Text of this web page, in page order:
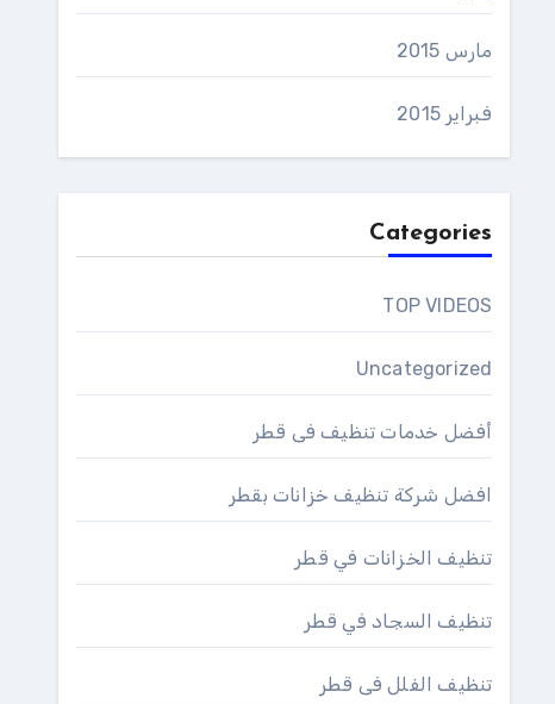
مارس 2015
فبراير 2015
Categories
TOP VIDEOS
Uncategorized
أفضل خدمات تنظيف فى قطر
افضل شركة تنظيف خزانات بقطر
تنظيف الخزانات في قطر
تنظيف السجاد في قطر
تنظيف الفلل فى قطر